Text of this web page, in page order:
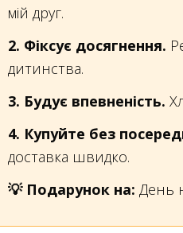
мій друг.
2. Фіксує досягнення.
дитинства.
3. Будує впевненість.
4. Купуйте без
доставка швидко.
💡 Подарунок на: День